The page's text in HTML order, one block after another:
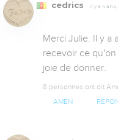
cedrics Il y a 4
Merci Julie. Il y a
recevoir ce
joie de donner.
8 personnes ont dit
AMEN